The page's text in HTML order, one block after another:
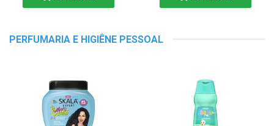
PERFUMARIA E HIGIÊNE PESSOAL